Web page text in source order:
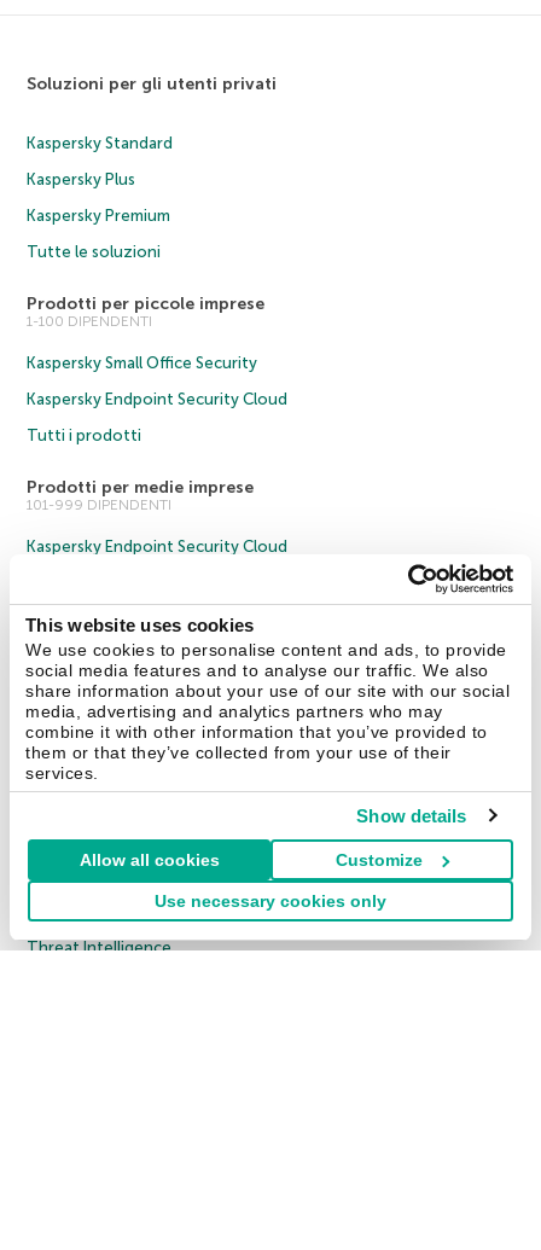
This website uses cookies
We use cookies to personalise content and ads, to provide
social media features and to analyse our traffic. We also
share information about your use of our site with our social
media, advertising and analytics partners who may
combine it with other information that you’ve provided to
them or that they’ve collected from your use of their
services.
Show details
Allow all cookies Customize
Use necessary cookies only
Soluzioni per gli utenti privati
Kaspersky Standard
Kaspersky Plus
Kaspersky Premium
Tutte le soluzioni
Prodotti per piccole imprese
1-100 DIPENDENTI
Kaspersky Small Office Security
Kaspersky Endpoint Security Cloud
Tutti i prodotti
Prodotti per medie imprese
101-999 DIPENDENTI
Kaspersky Endpoint Security Cloud
Kaspersky Endpoint Security for Business Advanced
Tutti i prodotti
Soluzioni aziendali
OLTRE 1.000 DIPENDENTI
Cybersecurity Services
Endpoint Security
Hybrid Cloud Security
Cybersecurity Training
Threat Intelligence